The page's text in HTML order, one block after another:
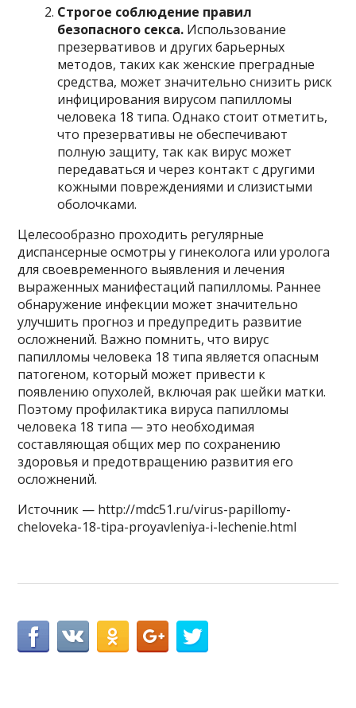
Строгое соблюдение правил
безопасного секса. Использование
презервативов и других барьерных
методов, таких как женские преградные
средства, может значительно снизить риск
инфицирования вирусом папилломы
человека 18 типа. Однако стоит отметить,
что презервативы не обеспечивают
полную защиту, так как вирус может
передаваться и через контакт с другими
кожными повреждениями и слизистыми
оболочками.
Целесообразно проходить регулярные
диспансерные осмотры у гинеколога или уролога
для своевременного выявления и лечения
выраженных манифестаций папилломы. Раннее
обнаружение инфекции может значительно
улучшить прогноз и предупредить развитие
осложнений. Важно помнить, что вирус
папилломы человека 18 типа является опасным
патогеном, который может привести к
появлению опухолей, включая рак шейки матки.
Поэтому профилактика вируса папилломы
человека 18 типа — это необходимая
составляющая общих мер по сохранению
здоровья и предотвращению развития его
осложнений.
Источник — http://mdc51.ru/virus-papillomy-
cheloveka-18-tipa-proyavleniya-i-lechenie.html